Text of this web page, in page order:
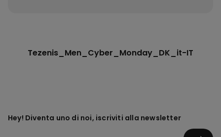
Tezenis_Men_Cyber_Monday_DK_it-IT
Hey! Diventa uno di noi, iscriviti alla newsletter